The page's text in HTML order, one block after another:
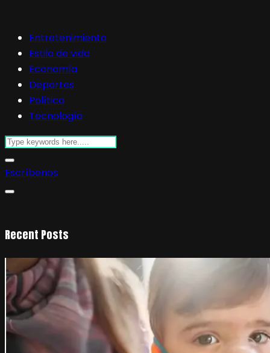
Entretenimiento
Estilo de vida
Economía
Deportes
Política
Tecnología
Escríbenos
Recent Posts